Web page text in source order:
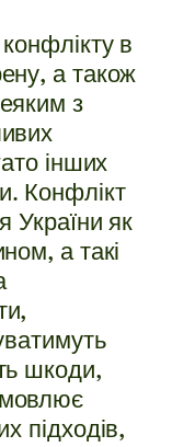
в
а також
з
інших
Конфлікт
України як
а такі
шкоди,
підходів,